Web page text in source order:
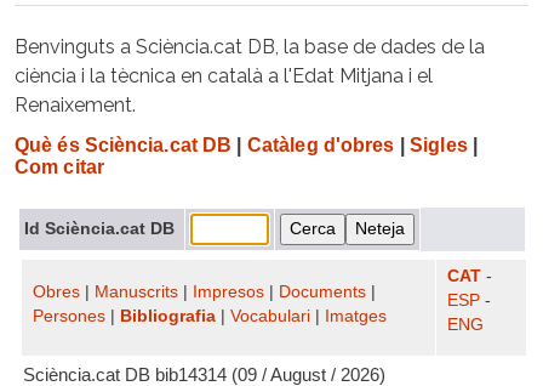
Benvinguts a Sciència.cat DB, la base de dades de la
ciència i la tècnica en català a l'Edat Mitjana i el
Renaixement.
Què és Sciència.cat DB Catàleg d'obres Sigles|
Com citar
Id Sciència.cat DB
Obres Manuscrits Impresos Documents
Persones
Bibliografia Vocabulari Imatges
CAT -
ESP -
ENG
Sciència.cat DB bib14314 (09 / August / 2026)